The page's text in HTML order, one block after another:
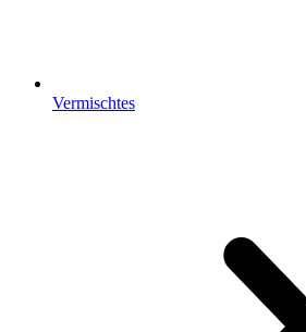
Vermischtes